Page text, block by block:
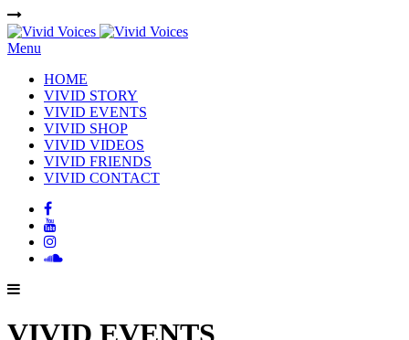
Menu
HOME
VIVID STORY
VIVID EVENTS
VIVID SHOP
VIVID VIDEOS
VIVID FRIENDS
VIVID CONTACT